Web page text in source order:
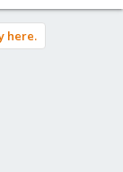
here.